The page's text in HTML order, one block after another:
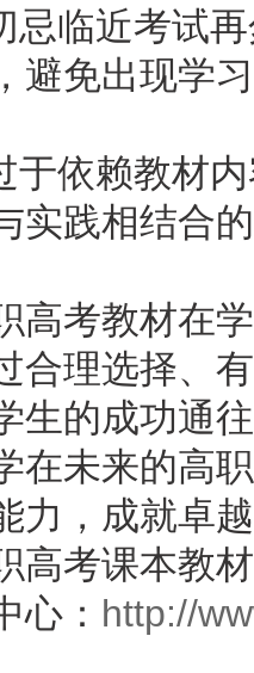
临近考试
避免出现学
依赖教材
实践相结合
高考教材在
合理选择、
生的成功通
在未来的高
力，成就卓
高考课本教
心： http://